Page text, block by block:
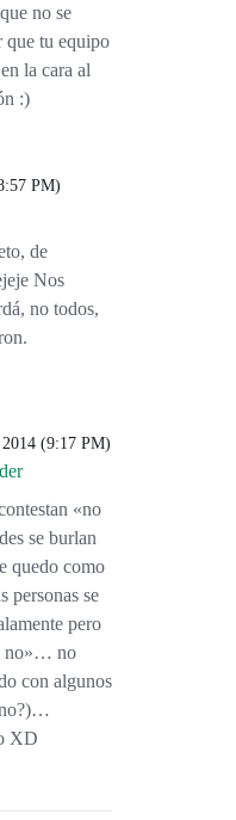
no se
tu equipo
la cara al
:)
PM)
de
Nos
no todos,
(9:17 PM)
«no
se burlan
quedo como
personas se
pero
no»… no
con algunos
no?)…
XD